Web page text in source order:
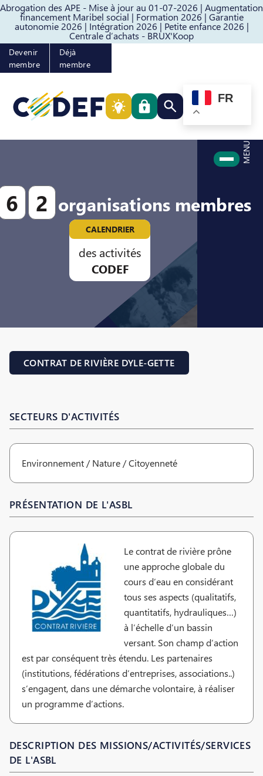
Abrogation des APE - Mise à jour au 01-07-2026 | Augmentation
financement Maribel social | Formation 2026 | Garantie
autonomie 2026 | Intégration 2026 | Petite enfance 2026 |
Centrale d’achats - BRUX'Koop
Passer au contenuPasser au pied de page
Devenir
membre
Déjà
membre
Rechercher quelque
FR
MENU
6 2 organisations membres
CALENDRIER
des activités
CODEF
CONTRAT DE RIVIÈRE DYLE-GETTE
SECTEURS D'ACTIVITÉS
Environnement / Nature / Citoyenneté
PRÉSENTATION DE L'ASBL
Le contrat de rivière prône
une approche globale du
cours d’eau en considérant
tous ses aspects (qualitatifs,
quantitatifs, hydrauliques…)
à l’échelle d’un bassin
versant. Son champ d’action
est par conséquent très étendu. Les partenaires
(institutions, fédérations d’entreprises, associations..)
s’engagent, dans une démarche volontaire, à réaliser
un programme d’actions.
DESCRIPTION DES MISSIONS/ACTIVITÉS/SERVICES
DE L'ASBL